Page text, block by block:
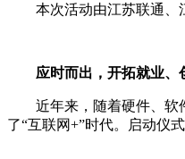
本次活动由江苏联通、江
应时而出，开拓就业、
近年来，随着硬件、软件
了“互联网+”时代。启动仪